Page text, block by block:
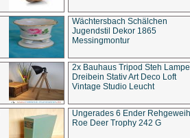
Wächtersbach Schälchen
Jugendstil Dekor 1865
Messingmontur
2x Bauhaus Tripod Steh Lampe
Dreibein Stativ Art Deco Loft
Vintage Studio Leucht
Ungerades 6 Ender Rehgeweih
Roe Deer Trophy 242 G